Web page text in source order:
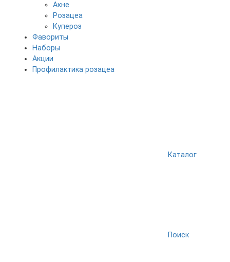
Акне
Розацеа
Купероз
Фавориты
Наборы
Акции
Профилактика розацеа
Каталог
Поиск